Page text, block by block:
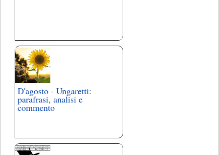
D'agosto - Ungaretti:
parafrasi, analisi e
commento